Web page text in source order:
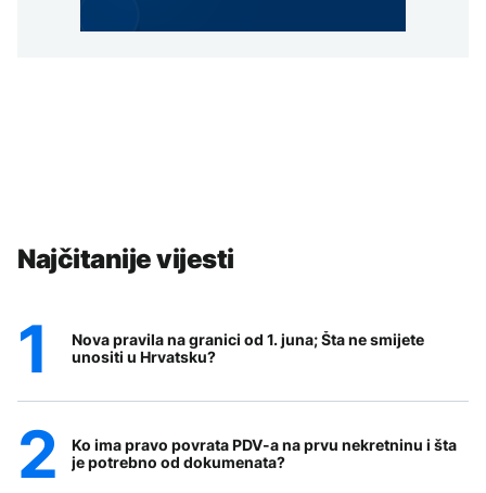
Najčitanije vijesti
Nova pravila na granici od 1. juna; Šta ne smijete
unositi u Hrvatsku?
Ko ima pravo povrata PDV-a na prvu nekretninu i šta
je potrebno od dokumenata?